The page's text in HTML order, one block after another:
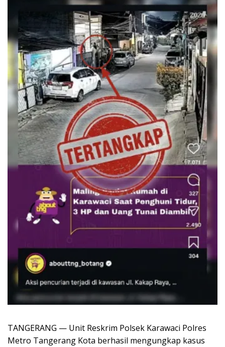
TANGERANG — Unit Reskrim Polsek Karawaci Polres
Metro Tangerang Kota berhasil mengungkap kasus